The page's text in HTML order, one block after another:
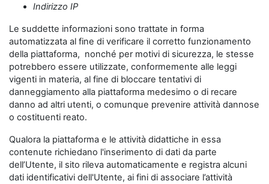
Indirizzo IP
Le suddette informazioni sono trattate in forma
automatizzata al fine di verificare il corretto funzionamento
della piattaforma, nonché per motivi di sicurezza, le stesse
potrebbero essere utilizzate, conformemente alle leggi
vigenti in materia, al fine di bloccare tentativi di
danneggiamento alla piattaforma medesimo o di recare
danno ad altri utenti, o comunque prevenire attività dannose
o costituenti reato.
Qualora la piattaforma e le attività didattiche in essa
contenute richiedano l'inserimento di dati da parte
dell’Utente, il sito rileva automaticamente e registra alcuni
dati identificativi dell'Utente, ai fini di associare l’attività